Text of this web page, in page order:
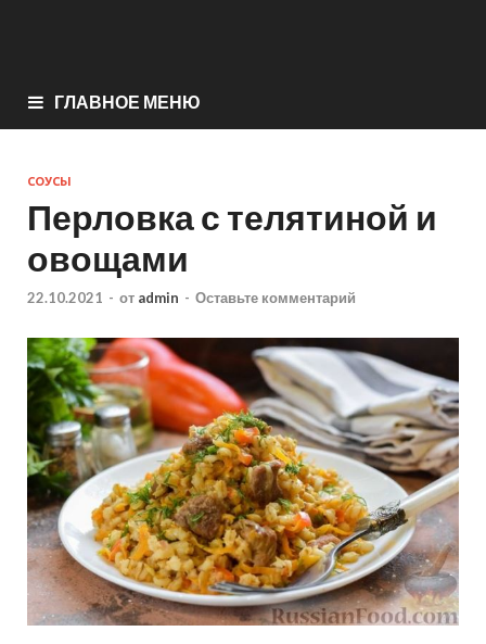
ГЛАВНОЕ МЕНЮ
СОУСЫ
Перловка с телятиной и
овощами
22.10.2021 - от admin - Оставьте комментарий